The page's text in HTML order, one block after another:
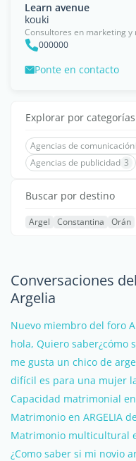
Learn avenue
kouki
Consultores en marketing y
000000
Ponte en contacto
Explorar por categorías
Agencias de comunicación
Agencias de publicidad 3
Buscar por destino
Argel Constantina Orán
Conversaciones
Argelia
Nuevo miembro del foro
hola, Quiero saber¿cómo
me gusta un chico de
difícil es para una mujer
Capacidad matrimonial
Matrimonio en ARGELIA
Matrimonio multicultural
¿Como saber si mi novio